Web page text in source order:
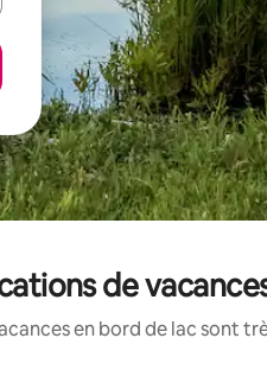
de
en bord de lac sont